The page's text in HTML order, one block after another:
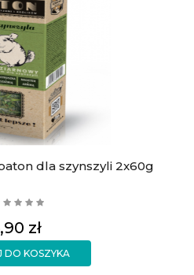
dla szynszyli 2x60g
zł
DO KOSZYKA